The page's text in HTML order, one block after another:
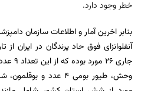
خطر وجود دارد.
بنابر اخرین آمار و اطلاعات سازمان
وحش، طیور بومی ۴ عدد و